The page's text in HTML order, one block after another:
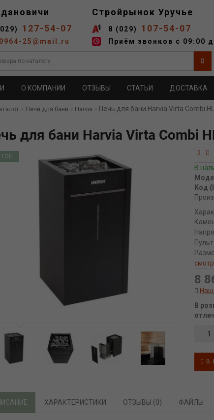
127-54-07
25@mail.ru
Стройрынок Уручье
8 (029) 107-54-07
Приём звонков с 09:00
О КОМПАНИИ ОТЗЫВЫ СТАТЬИ ДОСТАВКА
Печи для бани Harvia Печь для бани Harvia Virta Combi
для бани Harvia Virta Combi
ТОП
В
Код
8
В
В
ХАРАКТЕРИСТИКИ ОТЗЫВЫ (0) ФАЙЛЫ